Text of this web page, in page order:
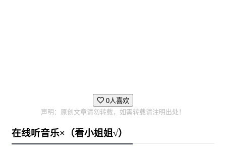
升级，也可按需自订。赌这一把手气，既有机会在面对困
难的工作时力挽狂澜，也有可能令你陷入万劫不复的危险
境地，一切端看你发动能力的方式和时机。重掷骰子来扭
转命运，或者把所有筹码都押在单独一颗骰子上，赌一手
0人喜欢
声明：原创文章请勿转载，如需转载请注明出处！
在线听音乐×（看小姐姐√）